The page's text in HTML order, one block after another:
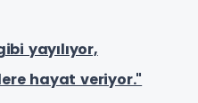
yayılıyor,
hayat veriyor."